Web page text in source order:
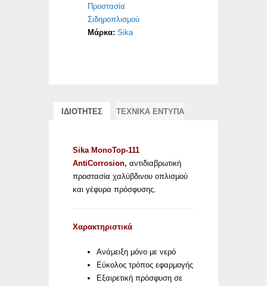
Προστασία
Σιδηροπλισμού
Μάρκα:Sika
ΙΔΙΟΤΗΤΕΣ ΤΕΧΝΙΚΑ ΕΝΤΥΠΑ
Sika MonoTop-111
AntiCorrosion, αντιδιαβρωτική
προστασία χαλύβδινου οπλισμού
και γέφυρα πρόσφυσης.
Χαρακτηριστικά
Ανάμειξη μόνο με νερό
Εύκολος τρόπος εφαρμογής
Εξαιρετική πρόσφυση σε